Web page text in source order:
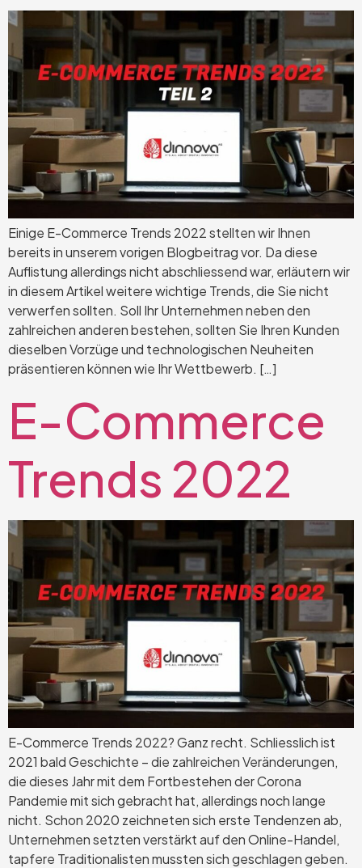
Einige E-Commerce Trends 2022 stellten wir Ihnen
bereits in unserem vorigen Blogbeitrag vor. Da diese
Auflistung allerdings nicht abschliessend war, erläutern wir
in diesem Artikel weitere wichtige Trends, die Sie nicht
verwerfen sollten. Soll Ihr Unternehmen neben den
zahlreichen anderen bestehen, sollten Sie Ihren Kunden
dieselben Vorzüge und technologischen Neuheiten
präsentieren können wie Ihr Wettbewerb. […]
E-Commerce
Trends 2022
E-Commerce Trends 2022? Ganz recht. Schliesslich ist
2021 bald Geschichte – die zahlreichen Veränderungen,
die dieses Jahr mit dem Fortbestehen der Corona
Pandemie mit sich gebracht hat, allerdings noch lange
nicht. Schon 2020 zeichneten sich erste Tendenzen ab,
Unternehmen setzten verstärkt auf den Online-Handel,
tapfere Traditionalisten mussten sich geschlagen geben.